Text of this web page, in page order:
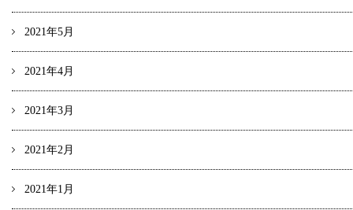
2021年5月
2021年4月
2021年3月
2021年2月
2021年1月